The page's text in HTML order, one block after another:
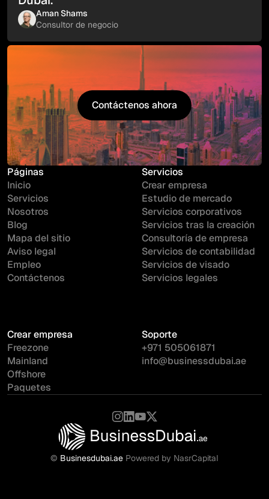
Aman Shams
Consultor de negocio
Contáctenos ahora
Contáctenos ahora
Páginas
Inicio
Servicios
Nosotros
Blog
Mapa del sitio
Aviso legal
Empleo
Contáctenos
Servicios
Crear empresa
Estudio de mercado
Servicios corporativos
Servicios tras la creación
Consultoría de empresa
Servicios de contabilidad
Servicios de visado
Servicios legales
Crear empresa
Freezone
Mainland
Offshore
Paquetes
Soporte
+971 505061871
info@businessdubai.ae
© Businesdubai.ae Powered by NasrCapital